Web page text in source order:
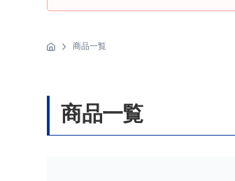
商品一覧
商品一覧